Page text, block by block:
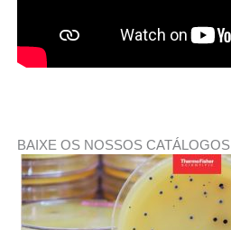
BAIXE OS NOSSOS CATÁLOGOS